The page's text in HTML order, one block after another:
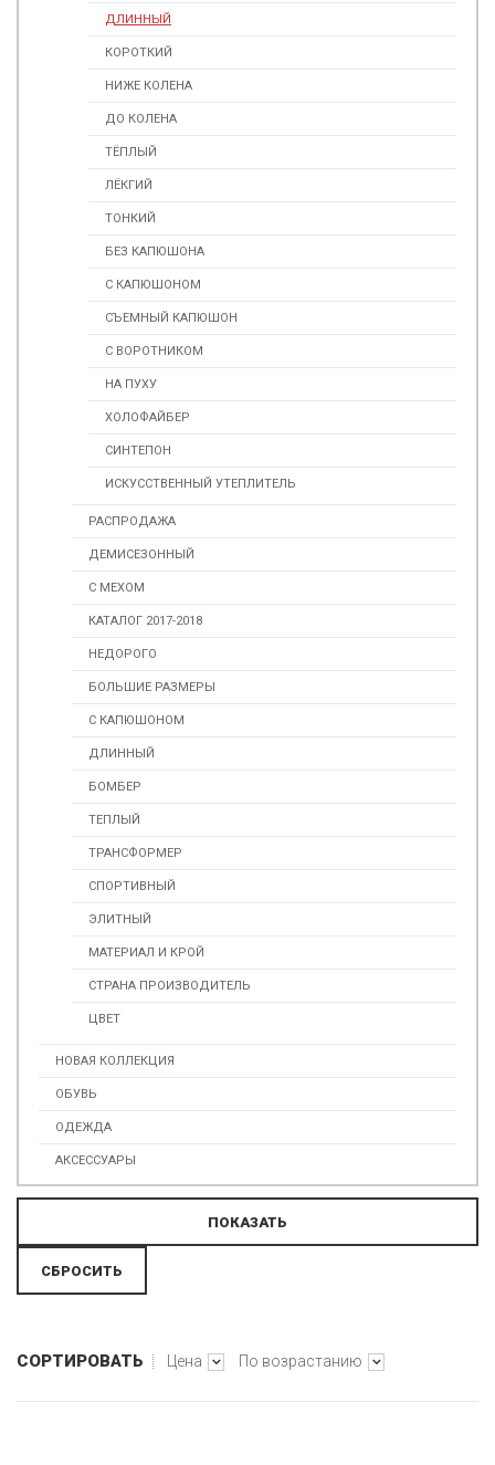
ДЛИННЫЙ
КОРОТКИЙ
НИЖЕ КОЛЕНА
ДО КОЛЕНА
ТЁПЛЫЙ
ЛЁКГИЙ
ТОНКИЙ
БЕЗ КАПЮШОНА
С КАПЮШОНОМ
СЪЕМНЫЙ КАПЮШОН
С ВОРОТНИКОМ
НА ПУХУ
ХОЛОФАЙБЕР
СИНТЕПОН
ИСКУССТВЕННЫЙ УТЕПЛИТЕЛЬ
РАСПРОДАЖА
ДЕМИСЕЗОННЫЙ
С МЕХОМ
КАТАЛОГ 2017-2018
НЕДОРОГО
БОЛЬШИЕ РАЗМЕРЫ
С КАПЮШОНОМ
ДЛИННЫЙ
БОМБЕР
ТЕПЛЫЙ
ТРАНСФОРМЕР
СПОРТИВНЫЙ
ЭЛИТНЫЙ
МАТЕРИАЛ И КРОЙ
СТРАНА ПРОИЗВОДИТЕЛЬ
ЦВЕТ
НОВАЯ КОЛЛЕКЦИЯ
ОБУВЬ
ОДЕЖДА
АКСЕССУАРЫ
СОРТИРОВАТЬ Цена По возрастанию